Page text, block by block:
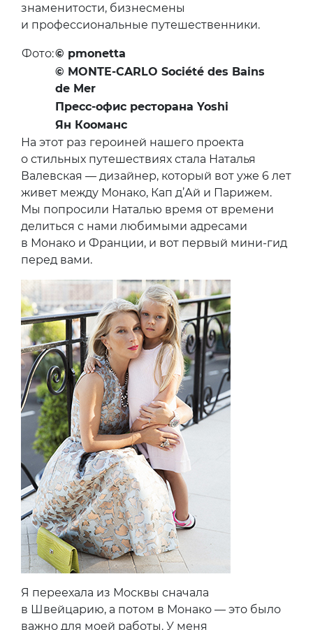
знаменитости, бизнесмены
и профессиональные путешественники.
Фото:© pmonetta
© MONTE-CARLO Société des Bains
de Mer
Пресс-офис ресторана Yoshi
Ян Кооманс
На этот раз героиней нашего проекта
о стильных путешествиях стала Наталья
Валевская — дизайнер, который вот уже 6 лет
живет между Монако, Кап д’Ай и Парижем.
Мы попросили Наталью время от времени
делиться с нами любимыми адресами
в Монако и Франции, и вот первый мини-гид
перед вами.
Я переехала из Москвы сначала
в Швейцарию, а потом в Монако — это было
важно для моей работы. У меня